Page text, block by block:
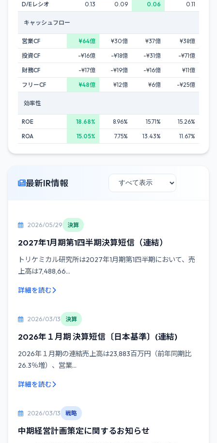
D/Eレシオ
0.13 0.09 0.06 0.11
キャッシュフロー
営業CF ¥64億 ¥30億 ¥37億
¥38億
投資CF
-¥16億 -¥18億 -¥31億
-¥71億
財務CF
-¥17億 -¥19億 -¥16億
¥11億
フリーCF
¥48億 ¥12億 ¥6億 -¥25億
効率性
ROE 18.68% 8.96% 15.71%
15.26%
ROA
15.05% 7.75% 13.43% 11.67%
最新IR情報
2026/05/29 決算
2027年1月期第1四半期決算短信（連結）
トリケミカル研究所は2027年1月期第1四半期において、売
上高は7,488,66...
詳細を読む
2026/03/13 決算
2026年１月期 決算短信〔日本基準〕(連結)
2026年１月期の連結売上高は23,883百万円（前年同期比
26.3％増）、営業...
詳細を読む
2026/03/13 戦略
中期経営計画策定に関するお知らせ